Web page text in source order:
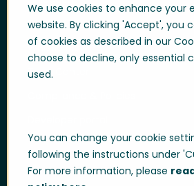
We use cookies to enhance your
website. By clicking 'Accept', you
of cookies as described in our
choose to decline, only essential
used.
You can change your cookie
following the instructions under
For more information, please
Support Portal
Whistle blowing
Trust Center